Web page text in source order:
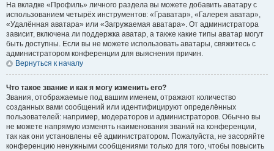
На вкладке «Профиль» личного раздела вы можете добавить аватару с
использованием четырёх инструментов: «Граватар», «Галерея аватар»,
«Удалённая аватара» или «Загружаемая аватара». От администратора
зависит, включена ли поддержка аватар, а также какие типы аватар могут
быть доступны. Если вы не можете использовать аватары, свяжитесь с
администратором конференции для выяснения причин.
Вернуться к началу
Что такое звание и как я могу изменить его?
Звания, отображаемые под вашим именем, отражают количество
созданных вами сообщений или идентифицируют определённых
пользователей: например, модераторов и администраторов. Обычно вы
не можете напрямую изменять наименования званий на конференции,
так как они установлены её администратором. Пожалуйста, не засоряйте
конференцию ненужными сообщениями только для того, чтобы повысить